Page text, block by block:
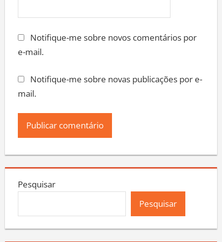
Notifique-me sobre novos comentários por
e-mail.
Notifique-me sobre novas publicações por e-
mail.
Pesquisar
Pesquisar